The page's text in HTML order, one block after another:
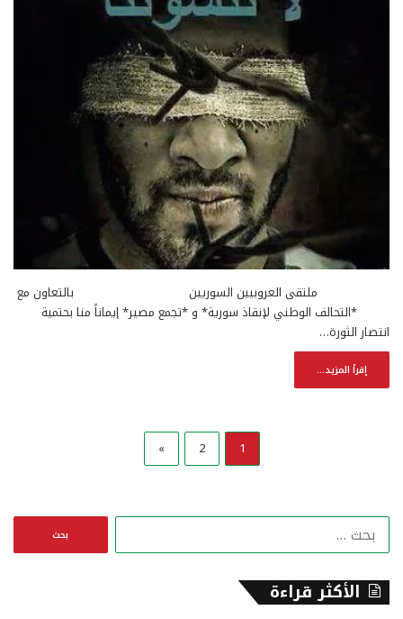
ملتقى العروبيين السوريين بالتعاون مع
*التحالف الوطني لإنقاذ سورية* و *تجمع مصير* إيماناً منا بحتمية
انتصار الثورة…
إقرأ المزيد...
1
2
»
الأكثر قراءة